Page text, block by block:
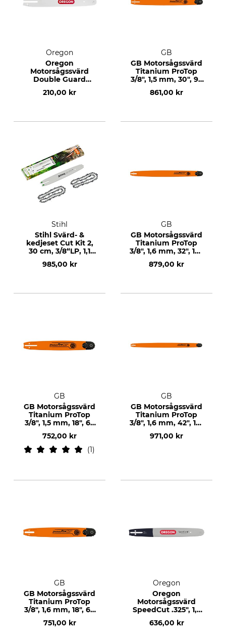
Oregon
Oregon
Motorsågssvärd
Double Guard
3/8"LP, 1,3 mm, 12",
44 DL
210,00 kr
GB
GB Motorsågssvärd
Titanium ProTop
3/8", 1,5 mm, 30", 98
861,00 kr
Stihl
Stihl Svärd- &
kedjeset Cut Kit 2,
30 cm, 3/8“LP, 1,1
985,00 kr
GB
GB Motorsågssvärd
Titanium ProTop
3/8", 1,6 mm, 32", 105
879,00 kr
GB
GB Motorsågssvärd
Titanium ProTop
3/8", 1,5 mm, 18", 68
752,00 kr
1
GB
GB Motorsågssvärd
Titanium ProTop
3/8", 1,6 mm, 42", 135
971,00 kr
GB
GB Motorsågssvärd
Titanium ProTop
3/8", 1,6 mm, 18", 66
751,00 kr
Oregon
Oregon
Motorsågssvärd
SpeedCut .325", 1,3
mm, 18", 72 DL
636,00 kr